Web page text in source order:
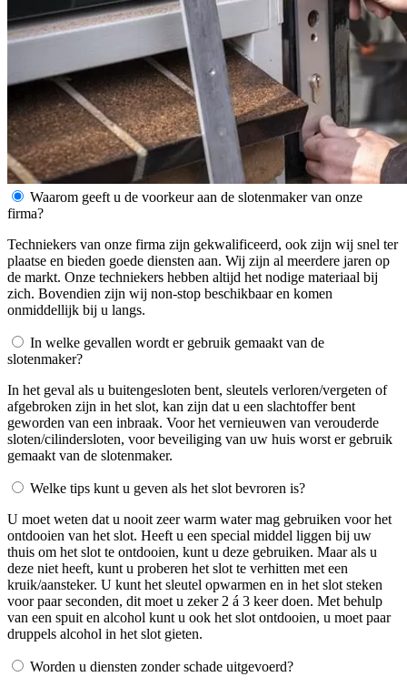
Waarom geeft u de voorkeur aan de slotenmaker van onze
firma?
Techniekers van onze firma zijn gekwalificeerd, ook zijn wij snel ter
plaatse en bieden goede diensten aan. Wij zijn al meerdere jaren op
de markt. Onze techniekers hebben altijd het nodige materiaal bij
zich. Bovendien zijn wij non-stop beschikbaar en komen
onmiddellijk bij u langs.
In welke gevallen wordt er gebruik gemaakt van de
slotenmaker?
In het geval als u buitengesloten bent, sleutels verloren/vergeten of
afgebroken zijn in het slot, kan zijn dat u een slachtoffer bent
geworden van een inbraak. Voor het vernieuwen van verouderde
sloten/cilindersloten, voor beveiliging van uw huis worst er gebruik
gemaakt van de slotenmaker.
Welke tips kunt u geven als het slot bevroren is?
U moet weten dat u nooit zeer warm water mag gebruiken voor het
ontdooien van het slot. Heeft u een special middel liggen bij uw
thuis om het slot te ontdooien, kunt u deze gebruiken. Maar als u
deze niet heeft, kunt u proberen het slot te verhitten met een
kruik/aansteker. U kunt het sleutel opwarmen en in het slot steken
voor paar seconden, dit moet u zeker 2 á 3 keer doen. Met behulp
van een spuit en alcohol kunt u ook het slot ontdooien, u moet paar
druppels alcohol in het slot gieten.
Worden u diensten zonder schade uitgevoerd?